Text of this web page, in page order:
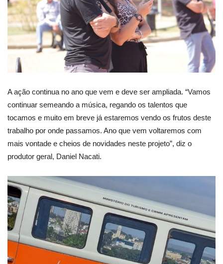
A ação continua no ano que vem e deve ser ampliada. “Vamos
continuar semeando a música, regando os talentos que
tocamos e muito em breve já estaremos vendo os frutos deste
trabalho por onde passamos. Ano que vem voltaremos com
mais vontade e cheios de novidades neste projeto”, diz o
produtor geral, Daniel Nacati.